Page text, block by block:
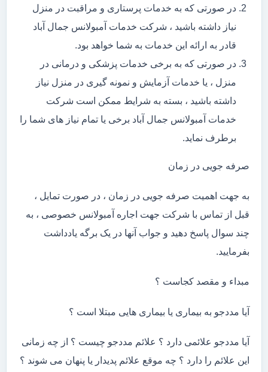
در صورتی که به خدمات پرستاری و مراقبت در منزل
نیاز داشته باشید ، شرکت خدمات آمبولانس جمال آباد
قادر به ارائه این خدمات به شما خواهد بود.
در صورتی که به برخی خدمات پزشکی و درمانی در
منزل ، یا خدمات آزمایش و نمونه گیری در منزل نیاز
داشته باشید ، بسته به شرایط ممکن است شرکت
خدمات آمبولانس جمال آباد برخی یا تمام نیاز های شما را
برطرف نماید.
صرفه جویی در زمان
به جهت اهمیت صرفه جویی در زمان ، در صورت تمایل ،
قبل از تماس با شرکت جهت اجاره آمبولانس خصوصی ، به
چند سوال پاسخ دهید و جواب آنها در یک برگه یادداشت
بفرمایید.
مبداء و مقصد کجاست ؟
آیا مددجو به بیماری یا بیماری هایی مبتلا است ؟
آیا مددجو علائمی دارد ؟ علائم مددجو چیست ؟ از چه زمانی
این علائم را دارد ؟ چه موقع علائم پدیدار یا پنهان می شوند ؟